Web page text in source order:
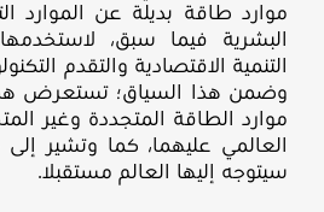
موارد طاقة بديلة عن الموارد
البشرية فيما سبق،
التنمية الاقتصادية والتقدم
وضمن هذا السياق؛ تستعرض
موارد الطاقة المتجددة وغير
العالمي عليهما، كما وتشير
سيتوجه إليها العالم مستقبلا.